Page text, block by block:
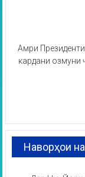
Амри
кардани озмуни
Наворҳои